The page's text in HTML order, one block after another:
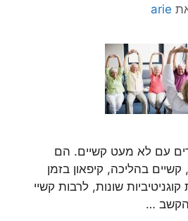
arie
עם לא מעט קשיים. הם
קשיים בהליכה, קיפאון בזמן
שונות, לרבות קשיי
הקשב …